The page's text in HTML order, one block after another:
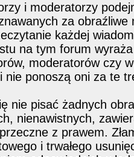
i moderatorzy
za obraźliwe
każdej
na tym forum
moderatorów czy
nie ponoszą oni za te
nie pisać żadnych
nienawistnych,
z prawem.
i trwałego